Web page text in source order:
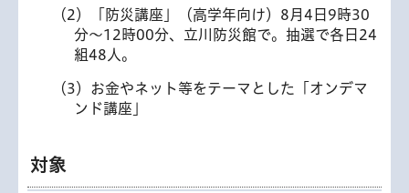
（2）「防災講座」（高学年向け）8月4日9時30
分～12時00分、立川防災館で。抽選で各日24
組48人。
（3）お金やネット等をテーマとした「オンデマ
ンド講座」
対象